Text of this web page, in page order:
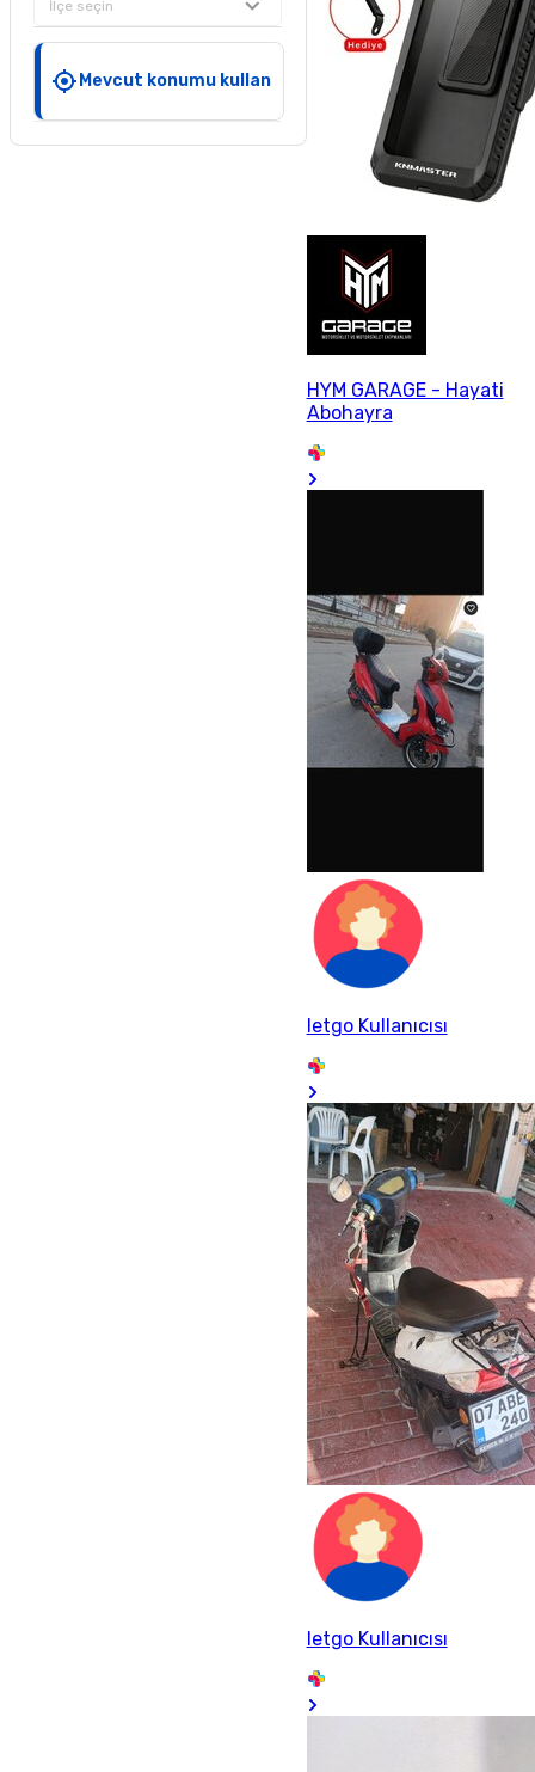
İlçe seçin
Mevcut konumu kullan
HYM GARAGE - Hayati
Abohayra
letgo Kullanıcısı
letgo Kullanıcısı